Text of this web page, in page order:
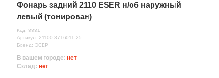
Все поля формы обязательны
Отправляя форму вы соглашаетесь на
Фонарь задний 2110 ESER н/об наружный
левый (тонирован)
Код: 8831
Артикул: 21100-3716011-25
Бренд: ЭСЕР
В вашем городе: нет
Склад: нет